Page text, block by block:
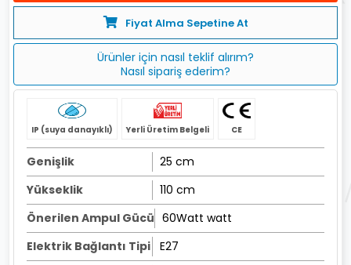
Fiyat Alma Sepetine At
Ürünler için nasıl teklif alırım?
Nasıl sipariş ederim?
IP (suya danayıklı) Yerli Üretim Belgeli CE
Genişlik
25 cm
Yükseklik
110 cm
Önerilen Ampul Gücü 60Watt watt
Elektrik Bağlantı Tipi
E27